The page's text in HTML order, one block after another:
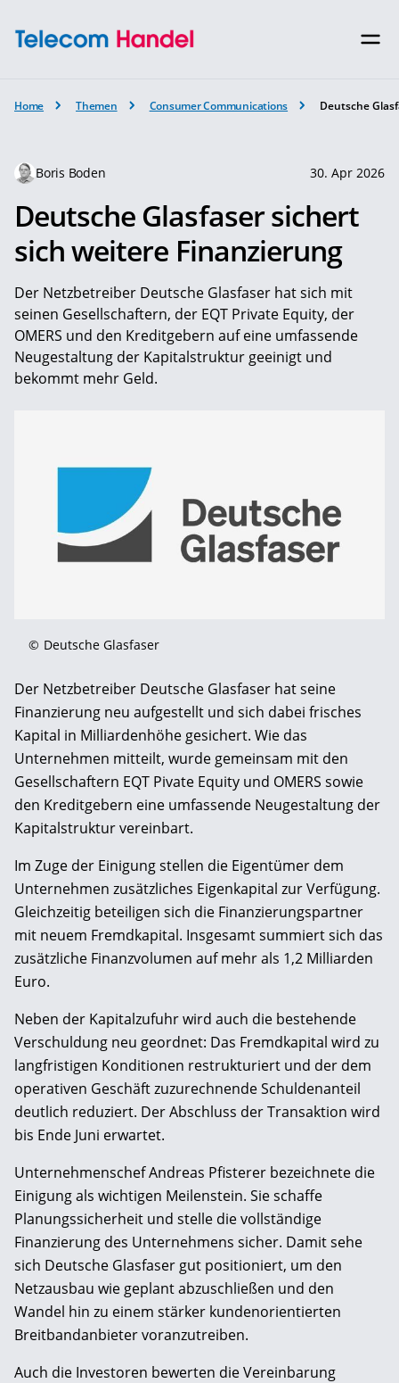
Home Themen Consumer Communications Deutsche
Boris Boden 30. Apr 2026
Deutsche Glasfaser sichert
sich weitere Finanzierung
Der Netzbetreiber Deutsche Glas­faser hat sich mit
seinen Gesell­schaf­tern, der EQT Private Equity, der
OMERS und den Kredit­gebern auf eine umfas­sende
Neuge­stal­tung der Kapi­talstruktur geeinigt und
bekommt mehr Geld.
© Deutsche Glasfaser
Der Netzbetreiber Deutsche Glasfaser hat seine
Finanzierung neu aufgestellt und sich dabei frisches
Kapital in Milliardenhöhe gesichert. Wie das
Unternehmen mitteilt, wurde gemeinsam mit den
Gesellschaftern EQT Pivate Equity und OMERS sowie
den Kreditgebern eine umfassende Neugestaltung der
Kapitalstruktur vereinbart.
Im Zuge der Einigung stellen die Eigentümer dem
Unternehmen zusätzliches Eigenkapital zur Verfügung.
Gleichzeitig beteiligen sich die Finanzierungspartner
mit neuem Fremdkapital. Insgesamt summiert sich das
zusätzliche Finanzvolumen auf mehr als 1,2 Milliarden
Euro.
Neben der Kapitalzufuhr wird auch die bestehende
Verschuldung neu geordnet: Das Fremdkapital wird zu
langfristigen Konditionen restrukturiert und der dem
operativen Geschäft zuzurechnende Schuldenanteil
deutlich reduziert. Der Abschluss der Transaktion wird
bis Ende Juni erwartet.
Unternehmenschef Andreas Pfisterer bezeichnete die
Einigung als wichtigen Meilenstein. Sie schaffe
Planungssicherheit und stelle die vollständige
Finanzierung des Unternehmens sicher. Damit sehe
sich Deutsche Glasfaser gut positioniert, um den
Netzausbau wie geplant abzuschließen und den
Wandel hin zu einem stärker kundenorientierten
Breitbandanbieter voranzutreiben.
Auch die Investoren bewerten die Vereinbarung